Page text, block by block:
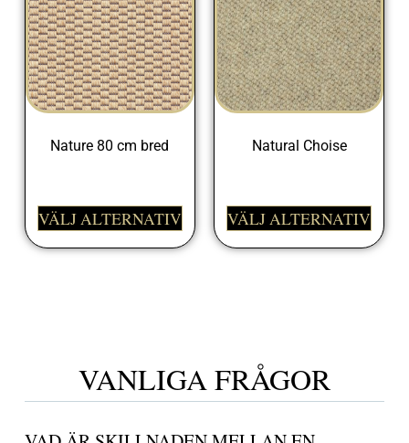
Nature 80 cm bred
VÄLJ ALTERNATIV
Natural Choise
VÄLJ ALTERNATIV
VANLIGA FRÅGOR